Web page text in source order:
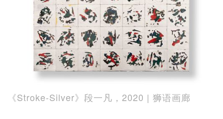
《Stroke-Silver》段一凡，2020 | 狮语画廊